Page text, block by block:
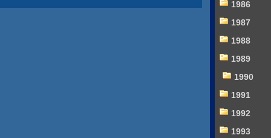
1986
1987
1988
1989
1990
1991
1992
1993